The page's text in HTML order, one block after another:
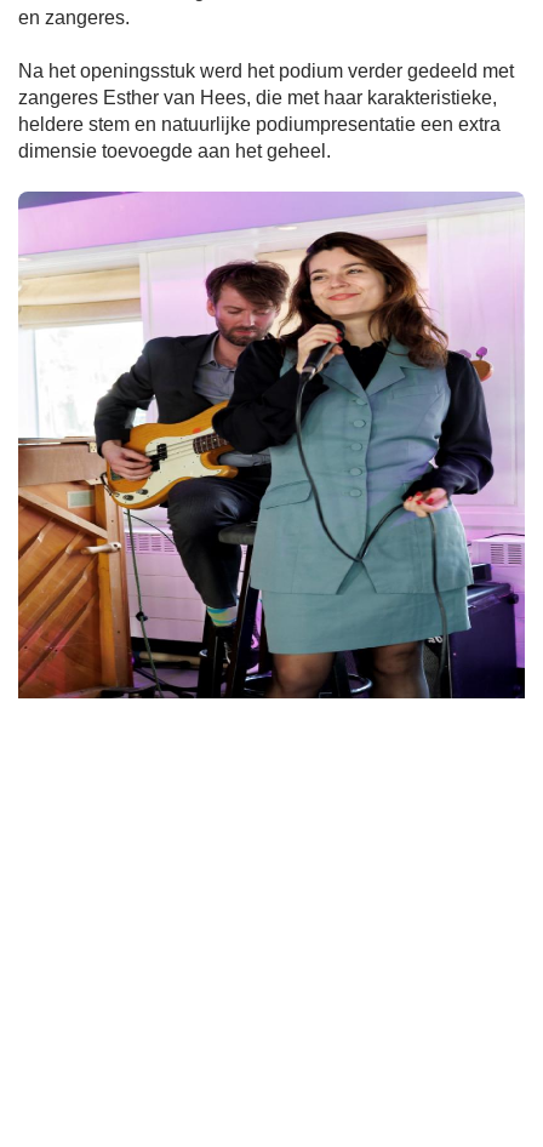
en zangeres.
Na het openingsstuk werd het podium verder gedeeld met
zangeres Esther van Hees, die met haar karakteristieke,
heldere stem en natuurlijke podiumpresentatie een extra
dimensie toevoegde aan het geheel.